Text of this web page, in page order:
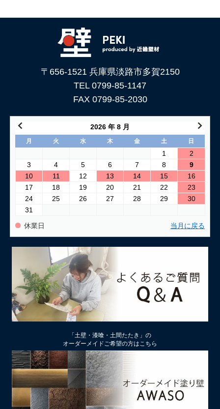
〒656-1521 兵庫県淡路市多賀2150
TEL 0799-85-1147
FAX 0799-85-2030
2026 年 8 月
月 火 水 木 金 土 日
1
2
3
4 5 6 7 8
9
10
11 12 13 14 15
16
17
18 19 20 21 22
23
24
25 26 27 28 29
30
31
休業日 当月に戻る
「土壁・漆喰・土間たたき」の
オーダーメイドご希望の方はこちら